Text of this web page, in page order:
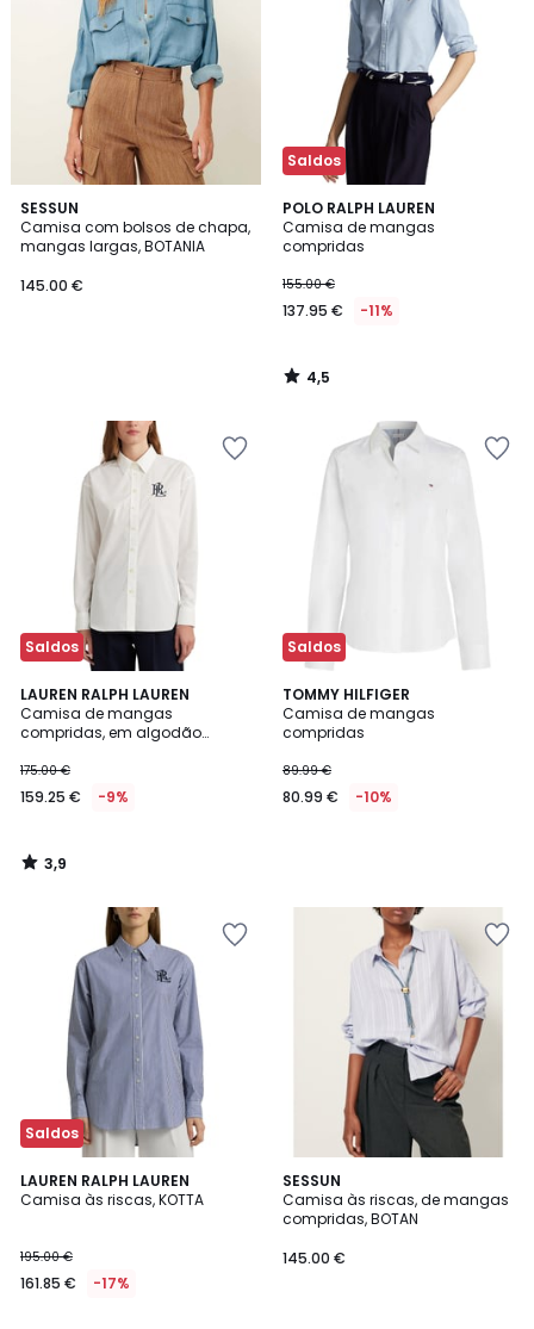
SESSUN
Camisa com bolsos de chapa,
mangas largas, BOTANIA
145.00 €
Saldos
POLO RALPH LAUREN
Camisa de mangas
compridas
155.00 €
137.95 € -11%
4,5
/ 5
4,5
/
Saldos
LAUREN RALPH LAUREN
Camisa de mangas
compridas, em algodão
175.00 €
159.25 € -9%
3,9
/ 5
3,9
/
Saldos
TOMMY HILFIGER
Camisa de mangas
compridas
89.99 €
80.99 € -10%
Saldos
LAUREN RALPH LAUREN
Camisa às riscas, KOTTA
195.00 €
161.85 € -17%
5
/
SESSUN
Camisa às riscas, de mangas
compridas, BOTAN
145.00 €